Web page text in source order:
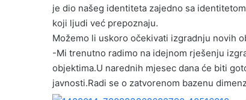
je dio našeg identiteta zajedno sa
koji ljudi već prepoznaju.
Možemo li uskoro očekivati izgradnju novih
-Mi trenutno radimo na idejnom rješenju
objektima.U narednih mjesec dana će biti
javnosti.Radi se o zatvorenom bazenu